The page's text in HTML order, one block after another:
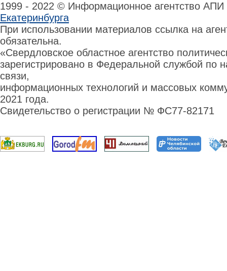
1999 - 2022 © Информационное агентство
Екатеринбурга
При использовании материалов ссылка на
обязательна.
«Свердловское областное агентство
зарегистрировано в Федеральной службой по
связи,
информационных технологий и массовых
2021 года.
Свидетельство о регистрации № ФС77-82171